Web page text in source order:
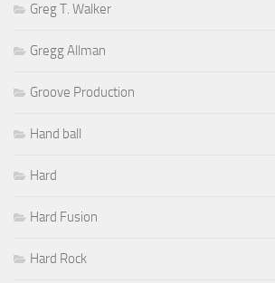
Greg T. Walker
Gregg Allman
Groove Production
Hand ball
Hard
Hard Fusion
Hard Rock